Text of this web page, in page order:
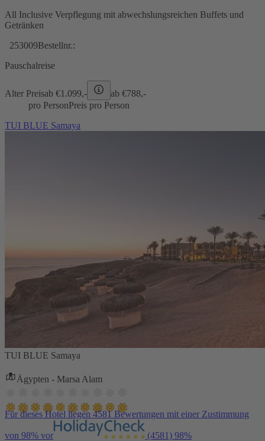
All Inclusive Verpflegung mit abwechslungsreichen Buffets und
Getränken
253009Bestellnr.:
Pauschalreise
Alter Preisab €1.099,- ab €788,-
pro PersonPreis pro Person
TUI BLUE Samaya
TUI BLUE Samaya
Ägypten - Marsa Alam
Für dieses Hotel liegen 4581 Bewertungen mit einer Zustimmung
von 98% vor (4581) 98%